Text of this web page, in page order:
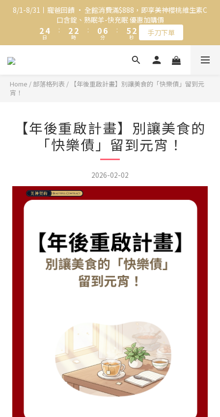
🎁 新朋友限定！加入 LINE 立即領取首購金 $50
1
3
2
1
0
2
1
0
8/1-8/31丨寵爸回饋 • 全館消費滿$888，即享美神櫻桃維生素C
口含錠、熟眠羊-快充眠 優惠加購價
4
2
1
6
4
3
日
:
4
3
2
1
4
3
2
1
時
:
2
1
0
8
7
6
5
1
分
:
7
6
5
4
0
3
2
1
0
秒 手刀下單
🎁 新朋友限定！加入 LINE 立即領取首購金 $50
Home / 部落格列表 /
【年後重啟計畫】別讓美食的「快樂債」留到元
宵！
【年後重啟計畫】別讓美食的
「快樂債」留到元宵！
2026-02-02